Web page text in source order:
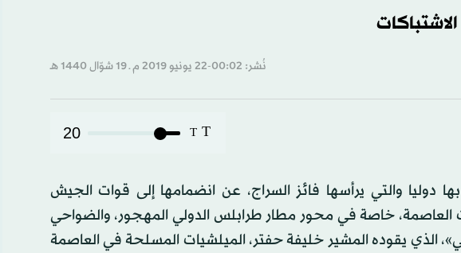
نُشر: 00:02-22 يونيو 2019 م ـ 19 شوّال 1440 هـ
T
T
20
والتي يرأسها فائز السراج، عن انضمامها إلى قوات الجيش
خاصة في محور مطار طرابلس الدولي المهجور، والضواحي
الذي يقوده المشير خليفة حفتر، الميلشيات المسلحة في العاصمة